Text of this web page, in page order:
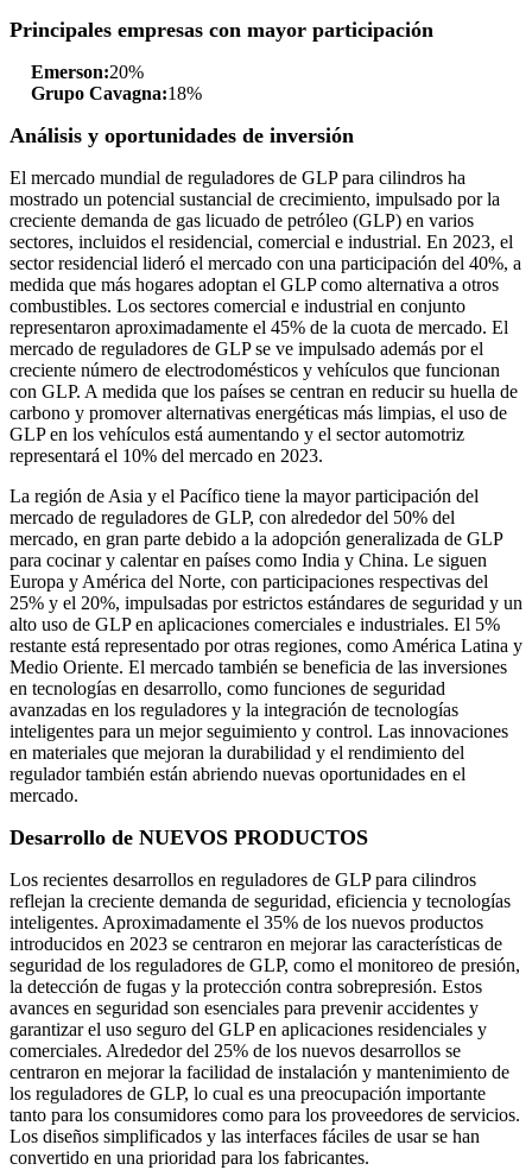
Principales empresas con mayor participación
Emerson:20%
Grupo Cavagna:18%
Análisis y oportunidades de inversión
El mercado mundial de reguladores de GLP para cilindros ha
mostrado un potencial sustancial de crecimiento, impulsado por la
creciente demanda de gas licuado de petróleo (GLP) en varios
sectores, incluidos el residencial, comercial e industrial. En 2023, el
sector residencial lideró el mercado con una participación del 40%, a
medida que más hogares adoptan el GLP como alternativa a otros
combustibles. Los sectores comercial e industrial en conjunto
representaron aproximadamente el 45% de la cuota de mercado. El
mercado de reguladores de GLP se ve impulsado además por el
creciente número de electrodomésticos y vehículos que funcionan
con GLP. A medida que los países se centran en reducir su huella de
carbono y promover alternativas energéticas más limpias, el uso de
GLP en los vehículos está aumentando y el sector automotriz
representará el 10% del mercado en 2023.
La región de Asia y el Pacífico tiene la mayor participación del
mercado de reguladores de GLP, con alrededor del 50% del
mercado, en gran parte debido a la adopción generalizada de GLP
para cocinar y calentar en países como India y China. Le siguen
Europa y América del Norte, con participaciones respectivas del
25% y el 20%, impulsadas por estrictos estándares de seguridad y un
alto uso de GLP en aplicaciones comerciales e industriales. El 5%
restante está representado por otras regiones, como América Latina y
Medio Oriente. El mercado también se beneficia de las inversiones
en tecnologías en desarrollo, como funciones de seguridad
avanzadas en los reguladores y la integración de tecnologías
inteligentes para un mejor seguimiento y control. Las innovaciones
en materiales que mejoran la durabilidad y el rendimiento del
regulador también están abriendo nuevas oportunidades en el
mercado.
Desarrollo de NUEVOS PRODUCTOS
Los recientes desarrollos en reguladores de GLP para cilindros
reflejan la creciente demanda de seguridad, eficiencia y tecnologías
inteligentes. Aproximadamente el 35% de los nuevos productos
introducidos en 2023 se centraron en mejorar las características de
seguridad de los reguladores de GLP, como el monitoreo de presión,
la detección de fugas y la protección contra sobrepresión. Estos
avances en seguridad son esenciales para prevenir accidentes y
garantizar el uso seguro del GLP en aplicaciones residenciales y
comerciales. Alrededor del 25% de los nuevos desarrollos se
centraron en mejorar la facilidad de instalación y mantenimiento de
los reguladores de GLP, lo cual es una preocupación importante
tanto para los consumidores como para los proveedores de servicios.
Los diseños simplificados y las interfaces fáciles de usar se han
convertido en una prioridad para los fabricantes.